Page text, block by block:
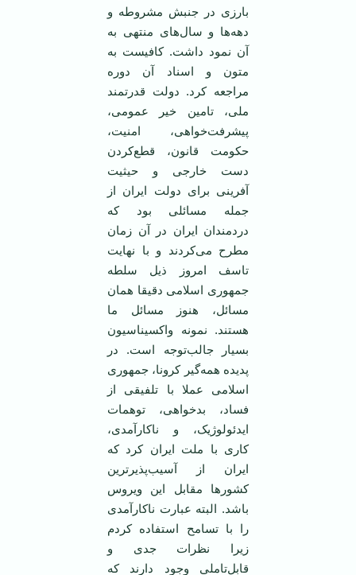
بارزی در جنبش مشروطه و
دهه‌ها و سال‌های منتهی به
آن نمود داشت. کافیست به
متون و اسناد آن دوره
مراجعه کرد. دولت قدرتمند
ملی، تامین خیر عمومی،
پیشرفت‌خواهی، امنیت،
حکومت قانون، قطع‌کردن
دست خارجی و حیثیت
آفرینی برای دولت ایران از
جمله مسائلی بود که
دردمندان ایران در آن زمان
مطرح می‌کردند و با نهایت
تاسف امروز ذیل سلطه
جمهوری اسلامی دقیقا همان
مسائل، هنوز مسائل ما
هستند. نمونه واکسیناسیون
بسیار جالب‌توجه است. در
پدیده همه‌گیر کرونا، جمهوری
اسلامی عملا با تلفیقی از
فساد، بدخواهی، توهمات
ایدئولوژیک، و ناکارآمدی،
کاری با ملت ایران کرد که
ایران از آسیب‌پذیرترین
کشورها مقابل این ویروس
باشد. البته عبارت ناکارآمدی
را با تسامح استفاده کردم
زیرا نظرات جدی و
قابل‌تاملی وجود دارند که